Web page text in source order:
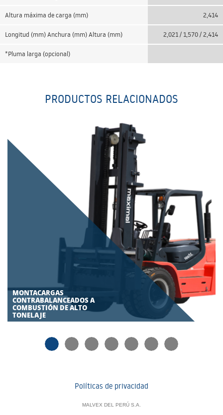
Altura máxima de carga (mm) 2,414
Longitud (mm) Anchura (mm) Altura (mm) 2,021 / 1,570 / 2,414
*Pluma larga (opcional)
PRODUCTOS RELACIONADOS
MONTACARGAS
CONTRABALANCEADOS A
COMBUSTIÓN DE ALTO
TONELAJE
Políticas de privacidad
MALVEX DEL PERÚ S.A.